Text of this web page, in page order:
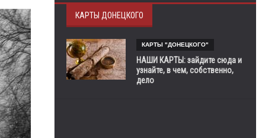
КАРТЫ ДОНЕЦКОГО
КАРТЫ "ДОНЕЦКОГО"
НАШИ КАРТЫ: зайдите сюда и
узнайте, в чем, собственно,
дело